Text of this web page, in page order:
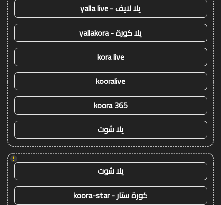
يلا لايف - yalla live
يلا كورة - yallakora
kora live
kooralive
koora 365
يلا شوت
!
يلا شوت
كورة ستار - koora-star